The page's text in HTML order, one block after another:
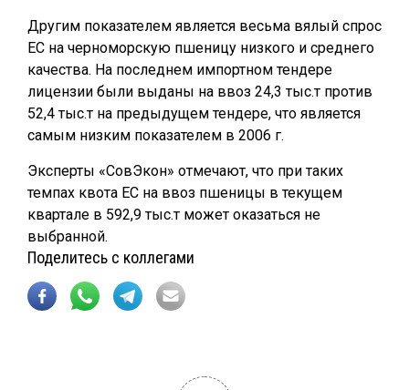
Другим показателем является весьма вялый спрос
ЕС на черноморскую пшеницу низкого и среднего
качества. На последнем импортном тендере
лицензии были выданы на ввоз 24,3 тыс.т против
52,4 тыс.т на предыдущем тендере, что является
самым низким показателем в 2006 г.
Эксперты «СовЭкон» отмечают, что при таких
темпах квота ЕС на ввоз пшеницы в текущем
квартале в 592,9 тыс.т может оказаться не
выбранной.
Поделитесь с коллегами